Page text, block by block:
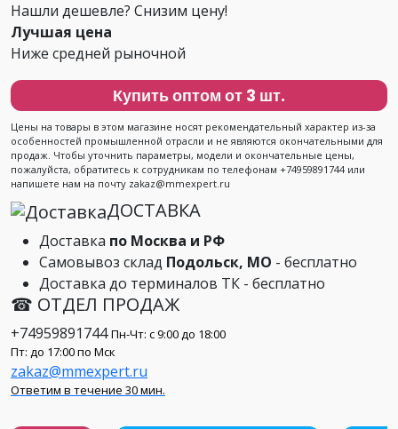
Нашли дешевле? Снизим цену!
Лучшая цена
Ниже средней рыночной
Купить оптом от 3 шт.
Цены на товары в этом магазине носят рекомендательный характер из-за
особенностей промышленной отрасли и не являются окончательными для
продаж. Чтобы уточнить параметры, модели и окончательные цены,
пожалуйста, обратитесь к сотрудникам по телефонам +74959891744 или
напишете нам на почту zakaz@mmexpert.ru
ДОСТАВКА
Доставка по Москва и РФ
Самовывоз склад Подольск, МО - бесплатно
Доставка до терминалов ТК - бесплатно
☎ ОТДЕЛ ПРОДАЖ
+74959891744 Пн-Чт: с 9:00 до 18:00
Пт: до 17:00 по Мск
zakaz@mmexpert.ru
Ответим в течение 30 мин.